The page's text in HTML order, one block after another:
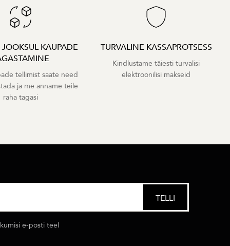
KAUPADE
tellimist saate need
ja me anname teile
raha tagasi
TURVALINE KASSAPROTSESS
Kindlustame täiesti turvalisi
elektroonilisi makseid
e-posti teel